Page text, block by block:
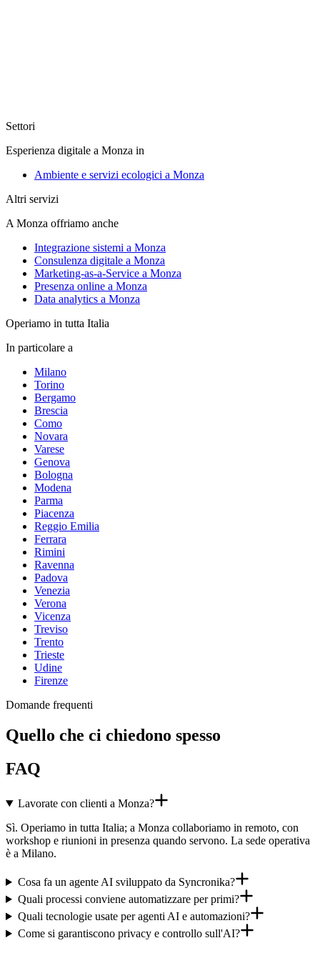
Settori
Esperienza digitale a Monza in
Ambiente e servizi ecologici a Monza
Altri servizi
A Monza offriamo anche
Integrazione sistemi a Monza
Consulenza digitale a Monza
Marketing-as-a-Service a Monza
Presenza online a Monza
Data analytics a Monza
Operiamo in tutta Italia
In particolare a
Milano
Torino
Bergamo
Brescia
Como
Novara
Varese
Genova
Bologna
Modena
Parma
Piacenza
Reggio Emilia
Ferrara
Rimini
Ravenna
Padova
Venezia
Verona
Vicenza
Treviso
Trento
Trieste
Udine
Firenze
Domande frequenti
Quello che ci chiedono spesso
FAQ
Lavorate con clienti a Monza?
Sì. Operiamo in tutta Italia; a Monza collaboriamo in remoto, con
workshop e riunioni in presenza quando servono. La sede operativa
è a Milano.
Cosa fa un agente AI sviluppato da Syncronika?
Quali processi conviene automatizzare per primi?
Quali tecnologie usate per agenti AI e automazioni?
Come si garantiscono privacy e controllo sull'AI?